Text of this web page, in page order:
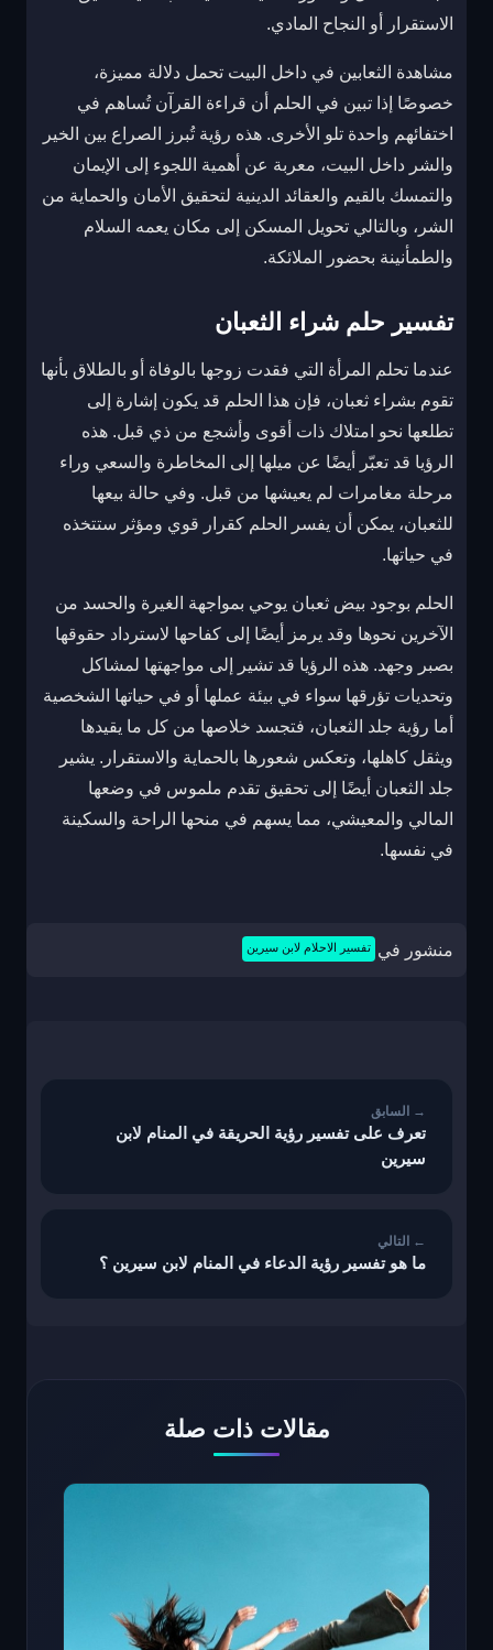
الاستقرار أو النجاح المادي.
مشاهدة الثعابين في داخل البيت تحمل دلالة مميزة،
خصوصًا إذا تبين في الحلم أن قراءة القرآن تُساهم في
اختفائهم واحدة تلو الأخرى. هذه رؤية تُبرز الصراع بين الخير
والشر داخل البيت، معربة عن أهمية اللجوء إلى الإيمان
والتمسك بالقيم والعقائد الدينية لتحقيق الأمان والحماية من
الشر، وبالتالي تحويل المسكن إلى مكان يعمه السلام
والطمأنينة بحضور الملائكة.
تفسير حلم شراء الثعبان
عندما تحلم المرأة التي فقدت زوجها بالوفاة أو بالطلاق بأنها
تقوم بشراء ثعبان، فإن هذا الحلم قد يكون إشارة إلى
تطلعها نحو امتلاك ذات أقوى وأشجع من ذي قبل. هذه
الرؤيا قد تعبّر أيضًا عن ميلها إلى المخاطرة والسعي وراء
مرحلة مغامرات لم يعيشها من قبل. وفي حالة بيعها
للثعبان، يمكن أن يفسر الحلم كقرار قوي ومؤثر ستتخذه
في حياتها.
الحلم بوجود بيض ثعبان يوحي بمواجهة الغيرة والحسد من
الآخرين نحوها وقد يرمز أيضًا إلى كفاحها لاسترداد حقوقها
بصبر وجهد. هذه الرؤيا قد تشير إلى مواجهتها لمشاكل
وتحديات تؤرقها سواء في بيئة عملها أو في حياتها الشخصية
أما رؤية جلد الثعبان، فتجسد خلاصها من كل ما يقيدها
ويثقل كاهلها، وتعكس شعورها بالحماية والاستقرار. يشير
جلد الثعبان أيضًا إلى تحقيق تقدم ملموس في وضعها
المالي والمعيشي، مما يسهم في منحها الراحة والسكينة
في نفسها.
منشور في تفسير الاحلام لابن سيرين
تعرف على تفسير رؤية الحريقة في المنام لابن
سيرين
ما هو تفسير رؤية الدعاء في المنام لابن سيرين ؟
مقالات ذات صلة